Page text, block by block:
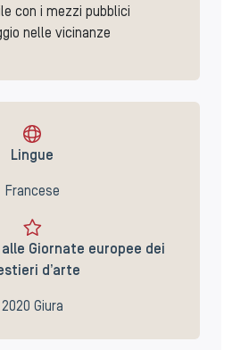
con i mezzi pubblici
nelle vicinanze
Lingue
Francese
Giornate europee dei
d’arte
2020 Giura